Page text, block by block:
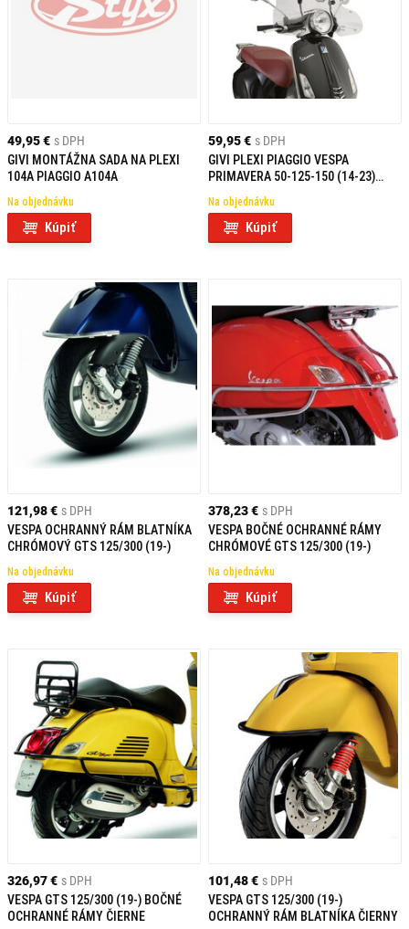
49,95 € s DPH
GIVI MONTÁŽNA SADA NA PLEXI
104A PIAGGIO A104A
Na objednávku
Kúpiť
59,95 € s DPH
GIVI PLEXI PIAGGIO VESPA
PRIMAVERA 50-125-150 (14-23)
Na objednávku
Kúpiť
121,98 € s DPH
VESPA OCHRANNÝ RÁM BLATNÍKA
CHRÓMOVÝ GTS 125/300 (19-)
Na objednávku
Kúpiť
378,23 € s DPH
VESPA BOČNÉ OCHRANNÉ RÁMY
CHRÓMOVÉ GTS 125/300 (19-)
Na objednávku
Kúpiť
326,97 € s DPH
VESPA GTS 125/300 (19-) BOČNÉ
OCHRANNÉ RÁMY ČIERNE
101,48 € s DPH
VESPA GTS 125/300 (19-)
OCHRANNÝ RÁM BLATNÍKA ČIERNY